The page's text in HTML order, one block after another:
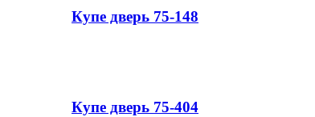
Купе дверь 75-148
Купе дверь 75-404